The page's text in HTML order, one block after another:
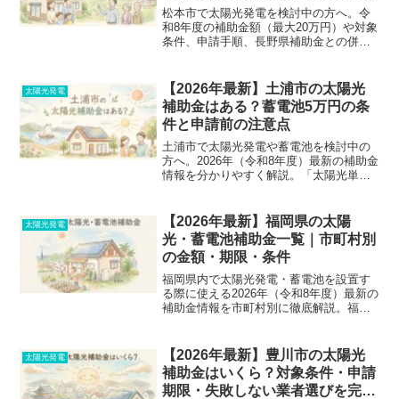
方
松本市で太陽光発電を検討中の方へ。令
和8年度の補助金額（最大20万円）や対象
条件、申請手順、長野県補助金との併用
最新ガイドです。
太陽光発電
【2026年最新】土浦市の太陽光
補助金はある？蓄電池5万円の条
件と申請前の注意点
土浦市で太陽光発電や蓄電池を検討中の
方へ。2026年（令和8年度）最新の補助金
情報を分かりやすく解説。「太陽光単体
めの条件、失敗しない見積もり業者の選
び方まで徹底網羅。
太陽光発電
【2026年最新】福岡県の太陽
光・蓄電池補助金一覧｜市町村別
の金額・期限・条件
福岡県内で太陽光発電・蓄電池を設置す
る際に使える2026年（令和8年度）最新の
補助金情報を市町村別に徹底解説。福岡
者の選び方を公式情報をもとに分かりや
すく整理しました。
太陽光発電
【2026年最新】豊川市の太陽光
補助金はいくら？対象条件・申請
期限・失敗しない業者選びを完全